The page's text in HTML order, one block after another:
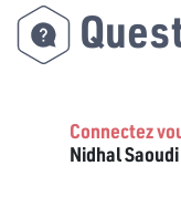
Connectez
Nidhal Saoudi